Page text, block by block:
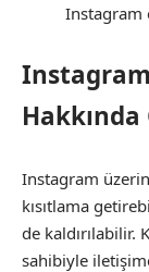
Instagram
Instagram
Instagram
kısıtlama
de kaldırılabilir.
sahibiyle